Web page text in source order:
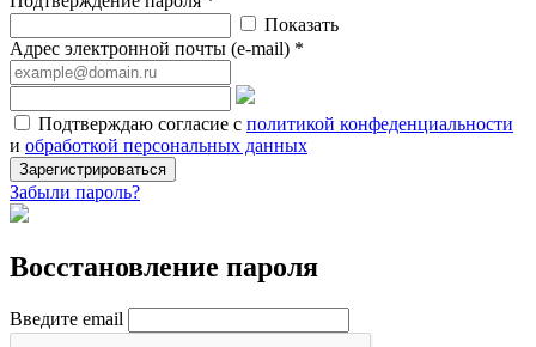
Показать
Адрес электронной почты (e-mail) *
Подтверждаю согласие с политикой конфеденциальности
и обработкой персональных данных
Зарегистрироваться
Забыли пароль?
Восстановление пароля
Введите email